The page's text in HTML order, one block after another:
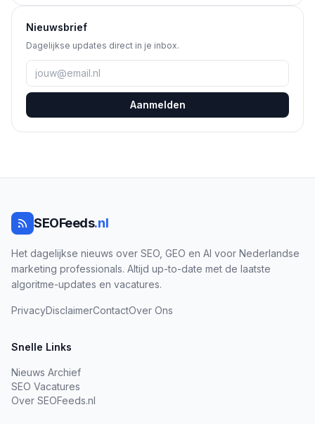
Nieuwsbrief
Dagelijkse updates direct in je inbox.
Aanmelden
SEOFeeds.nl
Het dagelijkse nieuws over SEO, GEO en AI voor Nederlandse
marketing professionals. Altijd up-to-date met de laatste
algoritme-updates en vacatures.
PrivacyDisclaimerContactOver Ons
Snelle Links
Nieuws Archief
SEO Vacatures
Over SEOFeeds.nl